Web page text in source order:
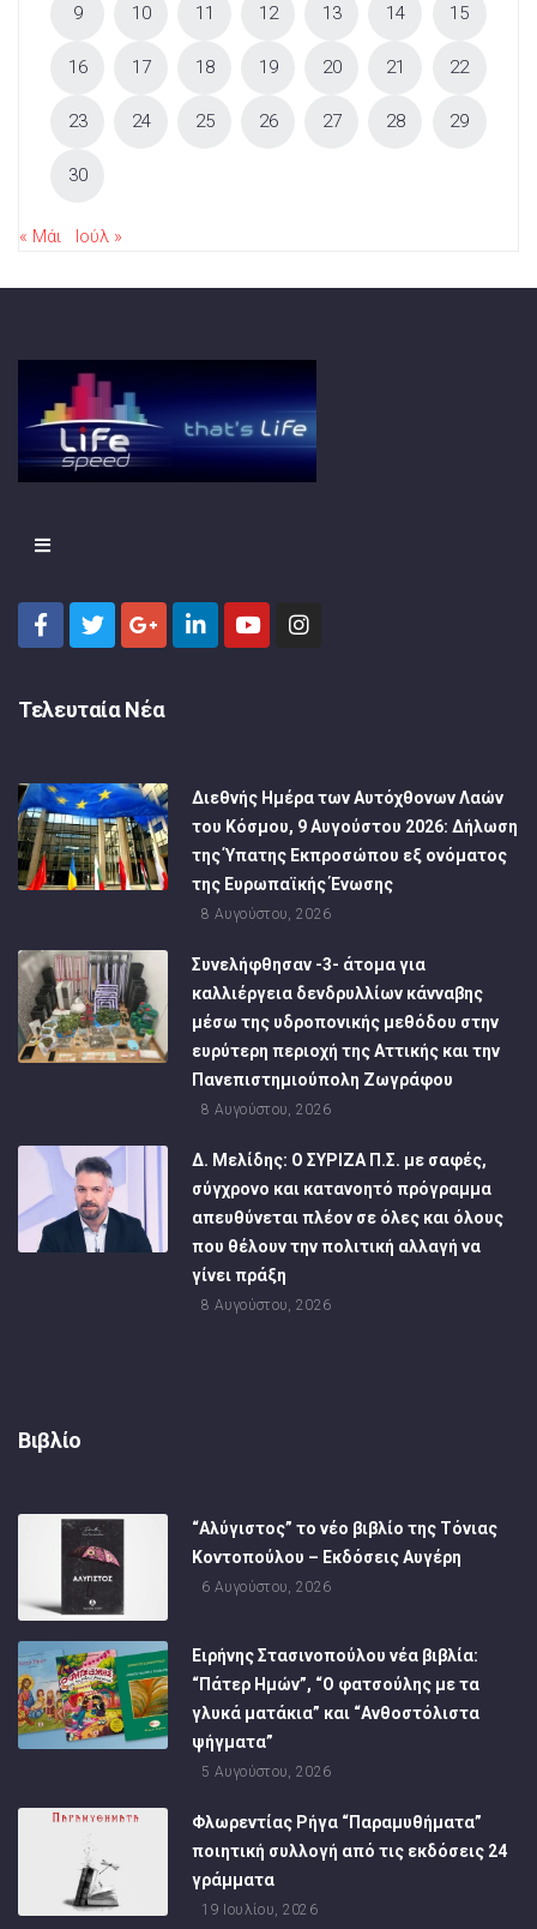
9 10 11 12 13 14 15
16 17 18 19 20 21 22
23 24 25 26 27 28 29
30
« Μάι Ιούλ »
Τελευταία Νέα
Διεθνής Ημέρα των Αυτόχθονων Λαών
του Κόσμου, 9 Αυγούστου 2026: Δήλωση
της Ύπατης Εκπροσώπου εξ ονόματος
της Ευρωπαϊκής Ένωσης
8 Αυγούστου, 2026
Συνελήφθησαν -3- άτομα για
καλλιέργεια δενδρυλλίων κάνναβης
μέσω της υδροπονικής μεθόδου στην
ευρύτερη περιοχή της Αττικής και την
Πανεπιστημιούπολη Ζωγράφου
8 Αυγούστου, 2026
Δ. Μελίδης: Ο ΣΥΡΙΖΑ Π.Σ. με σαφές,
σύγχρονο και κατανοητό πρόγραμμα
απευθύνεται πλέον σε όλες και όλους
που θέλουν την πολιτική αλλαγή να
γίνει πράξη
8 Αυγούστου, 2026
Βιβλίο
“Αλύγιστος” το νέο βιβλίο της Τόνιας
Κοντοπούλου – Εκδόσεις Αυγέρη
6 Αυγούστου, 2026
Ειρήνης Στασινοπούλου νέα βιβλία:
“Πάτερ Ημών”, “Ο φατσούλης με τα
γλυκά ματάκια” και “Ανθοστόλιστα
ψήγματα”
5 Αυγούστου, 2026
Φλωρεντίας Ρήγα “Παραμυθήματα”
ποιητική συλλογή από τις εκδόσεις 24
γράμματα
19 Ιουλίου, 2026